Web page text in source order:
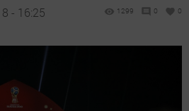
- 16:25 1299 0 0